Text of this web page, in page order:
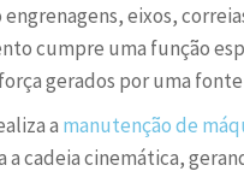
eixos,
cumpre uma função
gerados por uma
a manutenção de
cadeia cinemática,